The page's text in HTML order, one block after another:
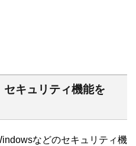
キュリティ機能を
などのセキュリティ機